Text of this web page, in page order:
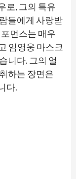
로, 그의 특유
들에게 사랑받
먼스는 매우
임영웅 마스크
니다. 그의 얼
하는 장면은
다.